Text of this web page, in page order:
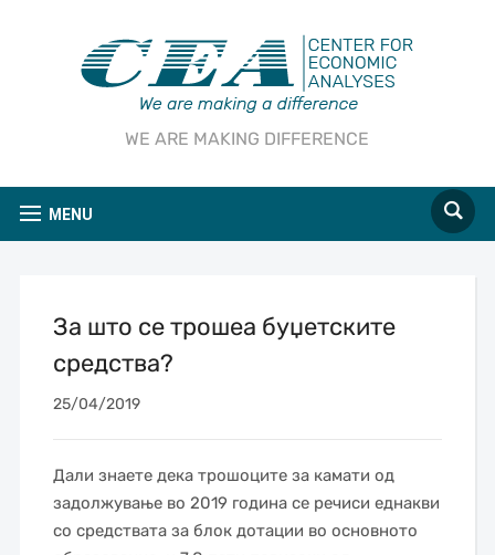
WE ARE MAKING DIFFERENCE
MENU
За што се трошеа буџетскитe
средства?
25/04/2019
Дали знаете дека трошоците за камати од
задолжување во 2019 година се речиси еднакви
со средствата за блок дотации во основното